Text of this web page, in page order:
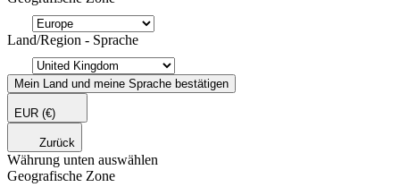
Land/Region - Sprache
Mein Land und meine Sprache bestätigen
EUR (€)
Zurück
Währung unten auswählen
Geografische Zone